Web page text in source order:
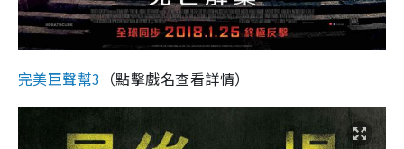
完美巨聲幫3 （點擊戲名查看詳情）